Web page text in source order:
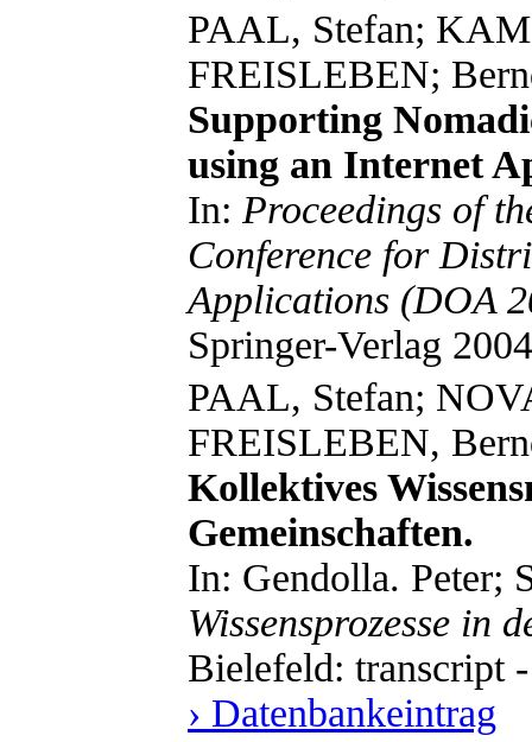
PAAL, Stefan;
FREISLEBEN;
Supporting
using an Internet
In: Proceedings of
Conference for
Applications (DOA
Springer-Verlag
PAAL, Stefan;
FREISLEBEN,
Kollektives
Gemeinschaften.
In: Gendolla. Peter;
Wissensprozesse in
Bielefeld: transcript
› Datenbankeintrag